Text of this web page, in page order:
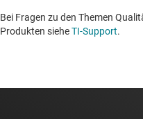
Bei Fragen zu den Themen
Produkten sieheTI-Support. ​​​​​​​​​​​​​​